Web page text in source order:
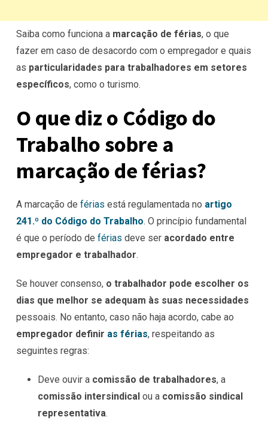
Saiba como funciona a marcação de férias, o que
fazer em caso de desacordo com o empregador e quais
as particularidades para trabalhadores em setores
específicos, como o turismo.
O que diz o Código do
Trabalho sobre a
marcação de férias?
A marcação de férias está regulamentada no artigo
241.º do Código do Trabalho. O princípio fundamental
é que o período de férias deve ser acordado entre
empregador e trabalhador.
Se houver consenso, o trabalhador pode escolher os
dias que melhor se adequam às suas necessidades
pessoais. No entanto, caso não haja acordo, cabe ao
empregador definir as férias, respeitando as
seguintes regras:
Deve ouvir a comissão de trabalhadores, a
comissão intersindical ou a comissão sindical
representativa.